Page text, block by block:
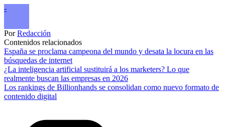
-
PorRedacción
Contenidos relacionados
España se proclama campeona del mundo y desata la locura en las
búsquedas de internet
¿La inteligencia artificial sustituirá a los marketers? Lo que
realmente buscan las empresas en 2026
Los rankings de Billionhands se consolidan como nuevo formato de
contenido digital